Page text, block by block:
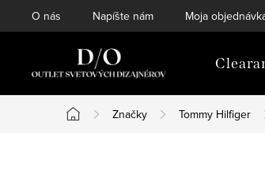
na
O nás Napíšte nám Moja
Domov
Značky Tommy Hilfiger